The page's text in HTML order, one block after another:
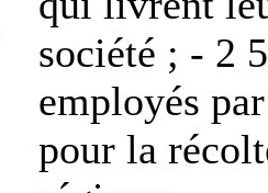
société ; - 2
employés
pour la